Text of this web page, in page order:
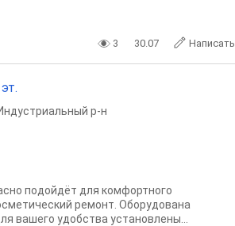
3 30.07 Написать
р-н
подойдёт для комфортного
ремонт. Оборудована
вашего удобства установлены...